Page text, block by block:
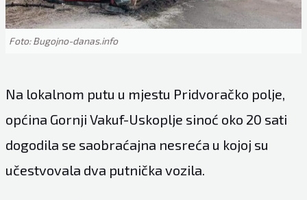
Foto: Bugojno-danas.info
Na lokalnom putu u mjestu Pridvoračko polje,
općina Gornji Vakuf-Uskoplje sinoć oko 20 sati
dogodila se saobraćajna nesreća u kojoj su
učestvovala dva putnička vozila.